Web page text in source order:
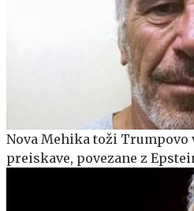
Nova Mehika toži Trumpovo
preiskave, povezane z